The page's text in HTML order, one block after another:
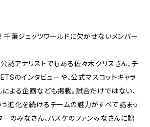
千葉ジェッツワールドに欠かせないメンバー
認アナリストでもある佐々木クリスさん、チ
のインタビューや、公式マスコットキャラ
による企画なども掲載。試合だけではない、
う進化を続けるチームの魅力がすべて詰まっ
ーのみなさん、バスケのファンみなさんに贈